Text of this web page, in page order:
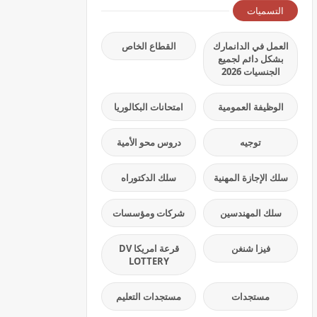
التسميات
العمل في الدانمارك
بشكل دائم لجميع
الجنسيات 2026
القطاع الخاص
الوظيفة العمومية امتحانات البكالوريا
توجيه دروس محو الأمية
سلك الإجازة المهنية سلك الدكتوراه
سلك المهندسين شركات ومؤسسات
فيزا شنغن
قرعة امريكا DV
LOTTERY
مستجدات مستجدات التعليم